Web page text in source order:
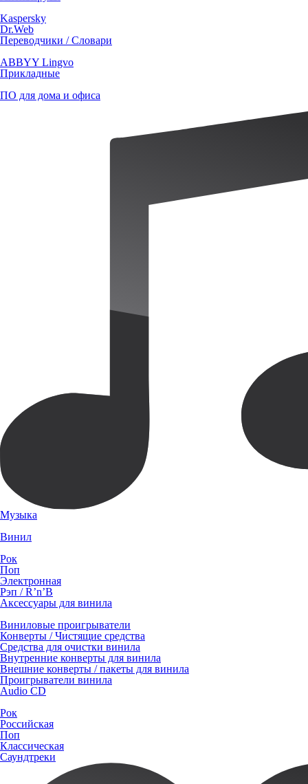
Kaspersky
Dr.Web
Переводчики / Словари
ABBYY Lingvo
Прикладные
ПО для дома и офиса
Музыка
Винил
Рок
Поп
Электронная
Рэп / R’n’B
Аксессуары для винила
Виниловые проигрыватели
Конверты / Чистящие средства
Средства для очистки винила
Внутренние конверты для винила
Внешние конверты / пакеты для винила
Проигрыватели винила
Audio CD
Рок
Российская
Поп
Классическая
Саундтреки